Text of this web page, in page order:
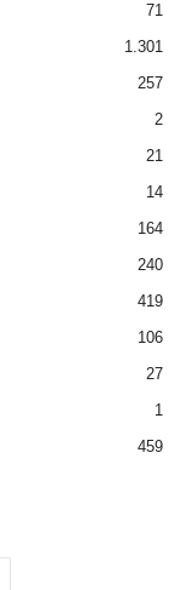
71
1.301
257
2
21
14
164
240
419
106
27
1
459